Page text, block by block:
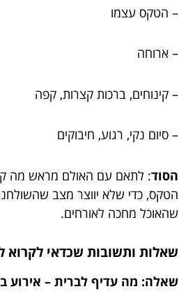
– הטקס עצמו
– ארוחה
– קינוחים, ברכות קצרות, קפה
– סיום נקי, רגוע, חיבוקים
הסוד: לתאם עם האולם מראש מה
הטקס, כדי שלא יווצר מצב
שהאוכל מחכה לאורחים.
שאלות ותשובות שכדאי לקרוא
שאלה: מה עדיף לברית – אירוע